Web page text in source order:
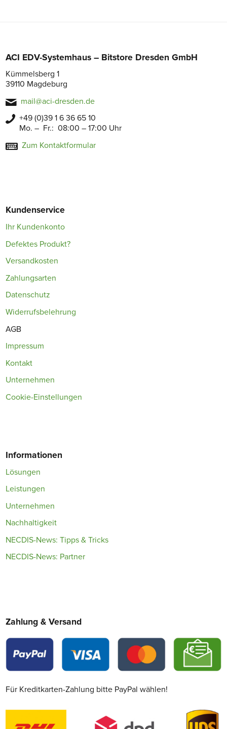
ACI EDV-Systemhaus – Bitstore Dresden GmbH
Kümmelsberg 1
39110 Magdeburg
mail@aci-dresden.de
+49 (0)39 1 6 36 65 10
Mo. – Fr.: 08:00 – 17:00 Uhr
Zum Kontaktformular
Kundenservice
Ihr Kundenkonto
Defektes Produkt?
Versandkosten
Zahlungsarten
Datenschutz
Widerrufsbelehrung
AGB
Impressum
Kontakt
Unternehmen
Cookie-Einstellungen
Informationen
Lösungen
Leistungen
Unternehmen
Nachhaltigkeit
NECDIS-News: Tipps & Tricks
NECDIS-News: Partner
Zahlung & Versand
Für Kreditkarten-Zahlung bitte PayPal wählen!